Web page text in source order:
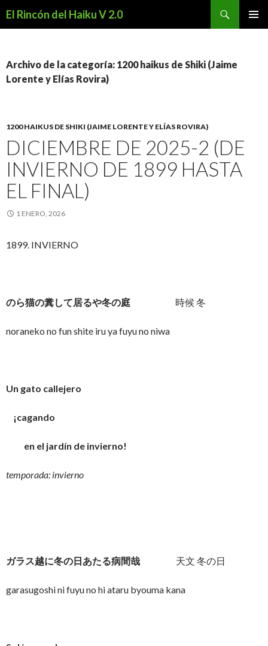
El Rincón del Haiku V 2.0
Archivo de la categoría: 1200 haikus de Shiki (Jaime
Lorente y Elías Rovira)
1200 HAIKUS DE SHIKI (JAIME LORENTE Y ELÍAS ROVIRA)
DICIEMBRE DE 2025-2 (DE
INVIERNO DE 1899 HASTA
EL FINAL)
1 ENERO, 2026
1899. INVIERNO
のら猫の糞して居るや冬の庭 時候 冬
noraneko no fun shite iru ya fuyu no niwa
Un gato callejero
¡cagando
en el jardín de invierno!
temporada: invierno
ガラス越に冬の日あたる病間哉 天文 冬の日
garasugoshi ni fuyu no hi ataru byouma kana